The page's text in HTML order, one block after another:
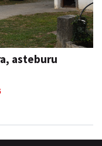
asteburu